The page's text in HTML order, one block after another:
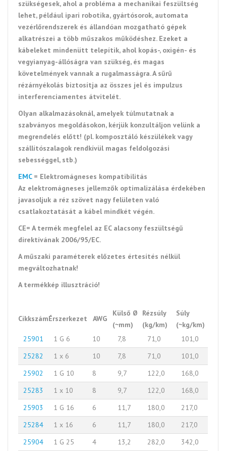
szükségesek, ahol a probléma a mechanikai feszültség
lehet, például ipari robotika, gyártósorok, automata
vezérlőrendszerek és állandóan mozgatható gépek
alkatrészei a több műszakos működéshez. Ezeket a
kábeleket mindenütt telepítik, ahol kopás-, oxigén- és
vegyianyag-állóságra van szükség, és magas
követelmények vannak a rugalmasságra. A sűrű
rézárnyékolás biztosítja az összes jel és impulzus
interferenciamentes átvitelét.
Olyan alkalmazásoknál, amelyek túlmutatnak a
szabványos megoldásokon, kérjük konzultáljon velünk a
megrendelés előtt! (pl. komposztáló készülékek vagy
szállítószalagok rendkívül magas feldolgozási
sebességgel, stb.)
EMC= Elektromágneses kompatibilitás
Az elektromágneses jellemzők optimalizálása érdekében
javasoljuk a réz szövet nagy felületen való
csatlakoztatását a kábel mindkét végén.
CE= A termék megfelel az EC alacsony feszültségű
direktívának 2006/95/EC.
A műszaki paraméterek előzetes értesítés nélkül
megváltozhatnak!
A termékkép illusztráció!
CikkszámÉrszerkezet AWG
Külső Ø
(~mm)
Rézsúly
(kg/km)
Súly
(~kg/km)
25901
1 G 6 10 7,8 71,0
101,0
25282
1 x 6 10 7,8 71,0
101,0
25902
1 G 10 8 9,7 122,0
168,0
25283
1 x 10 8 9,7 122,0
168,0
25903
1 G 16 6 11,7 180,0
217,0
25284
1 x 16 6 11,7 180,0
217,0
25904
1 G 25 4 13,2 282,0
342,0